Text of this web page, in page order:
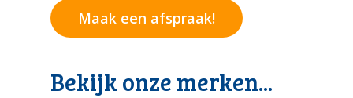
Maak een afspraak!
Bekijk onze merken...